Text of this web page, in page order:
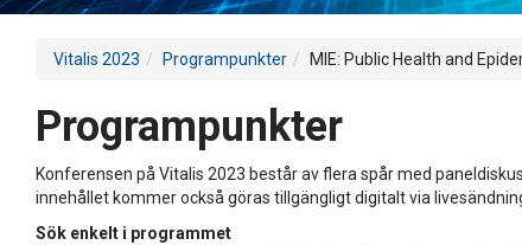
Vitalis 2023 Programpunkter MIE: Public Health and
Programpunkter
Konferensen på Vitalis 2023 består av flera spår med
innehållet kommer också göras tillgängligt digitalt via
Sök enkelt i programmet